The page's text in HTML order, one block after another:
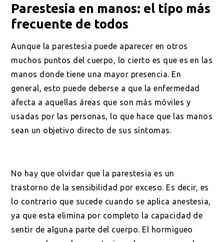
Parestesia en manos: el tipo más
frecuente de todos
Aunque la parestesia puede aparecer en otros
muchos puntos del cuerpo, lo cierto es que es en las
manos donde tiene una mayor presencia. En
general, esto puede deberse a que la enfermedad
afecta a aquellas áreas que son más móviles y
usadas por las personas, lo que hace que las manos
sean un objetivo directo de sus síntomas.
No hay que olvidar que la parestesia es un
trastorno de la sensibilidad por exceso. Es decir, es
lo contrario que sucede cuando se aplica anestesia,
ya que esta elimina por completo la capacidad de
sentir de alguna parte del cuerpo. El hormigueo